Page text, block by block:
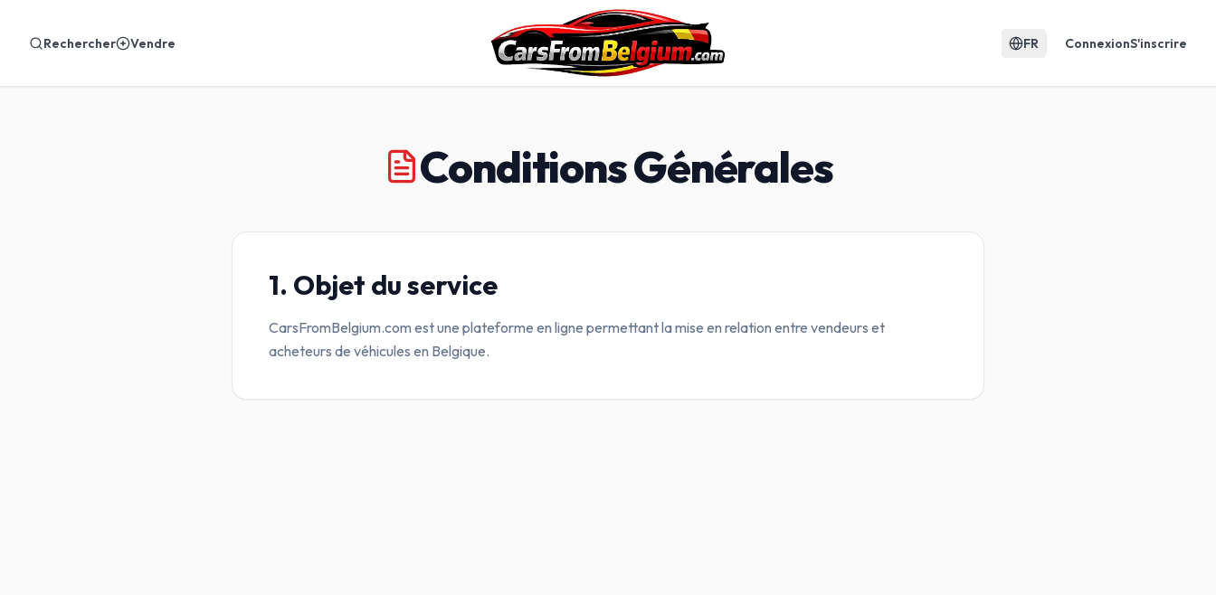
Rechercher Vendre FR ConnexionS'inscrire
Conditions Générales
1. Objet du service
CarsFromBelgium.com est une plateforme en ligne permettant la mise en relation entre vendeurs et
acheteurs de véhicules en Belgique.